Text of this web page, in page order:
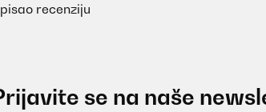
recenziju
se na naše